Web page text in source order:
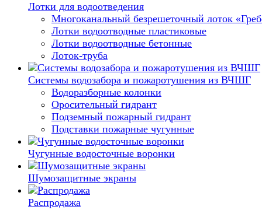
Лотки для водоотведения
Многоканальный безрешеточный лоток
Лотки водоотводные пластиковые
Лотки водоотводные бетонные
Лоток-труба
Системы водозабора и пожаротушения из ВЧШГ
Водоразборные колонки
Оросительный гидрант
Подземный пожарный гидрант
Подставки пожарные чугунные
Чугунные водосточные воронки
Шумозащитные экраны
Распродажа